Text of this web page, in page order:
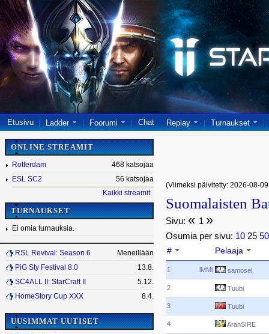
Etusivu Ladder Foorumi Chat Replay Turnaukset
ONLINE STREAMIT
Rotterdam
468 katsojaa
ESL SC2
56 katsojaa
Kaikki streamit
TURNAUKSET
Ei omia turnauksia.
RSL Revival: Season 6
Meneillään
PiG Sty Festival 8.0
13.8.
SC4ALL II: StarCraft II
5.12.
HomeStory Cup XXX
8.4.
UUSIMMAT UUTISET
(Viimeksi päivitetty: 2026-08-
Suomalaisten
Sivu: « 1 »
Osumia per sivu: 10 25
# Pelaaja
1 lMMl samosel
2 Tuubi
3 Tuubi
4 AranSIRE